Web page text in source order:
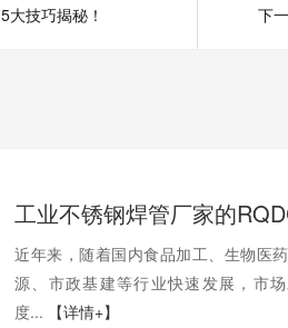
大技巧揭秘！ 下
近年来，随着国内食品加工、生物医
源、市政基建等行业快速发展，市
度...
【详情+】